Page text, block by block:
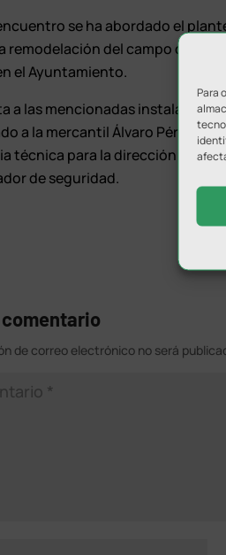
Para
se ha abordado el
remodelación del campo de
el Ayuntamiento.
a las mencionadas
a la mercantil Álvaro Pérez-
técnica para la dirección
de seguridad.
de correo electrónico no será